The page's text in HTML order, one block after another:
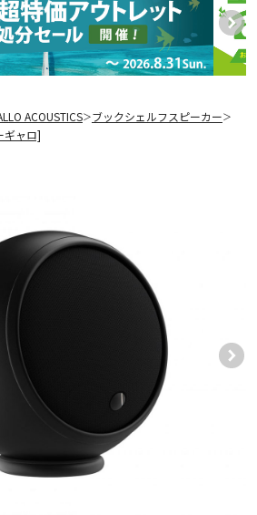
ACOUSTICS＞ブックシェルフスピーカー＞
ギャロ]